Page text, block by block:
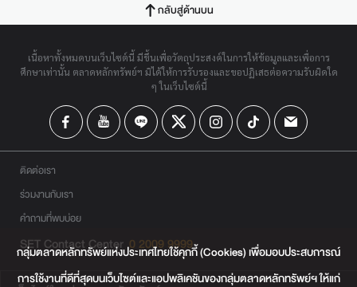
กลับสู่ด้านบน
เนื้อหาทั้งหมดบนเว็บไซต์นี้ มีขึ้นเพื่อวัตถุประสงค์ในการให้ข้อมูลและเพื่อการ
ศึกษาเท่านั้น ตลาดหลักทรัพย์ฯ มิได้ให้การรับรองและขอปฏิเสธต่อความรับผิดใด
ๆ ในเว็บไซต์นี้
ติดต่อเรา
ร่วมงานกับเรา
คำถามที่พบบ่อย
SET Contact Center 0 2009 9999
กลุ่มตลาดหลักทรัพย์แห่งประเทศไทยใช้คุกกี้ (Cookies) เพื่อมอบประสบการณ์
การใช้งานที่ดีที่สุดบนเว็บไซต์และแอปพลิเคชันของกลุ่มตลาดหลักทรัพย์ฯ ให้แก่